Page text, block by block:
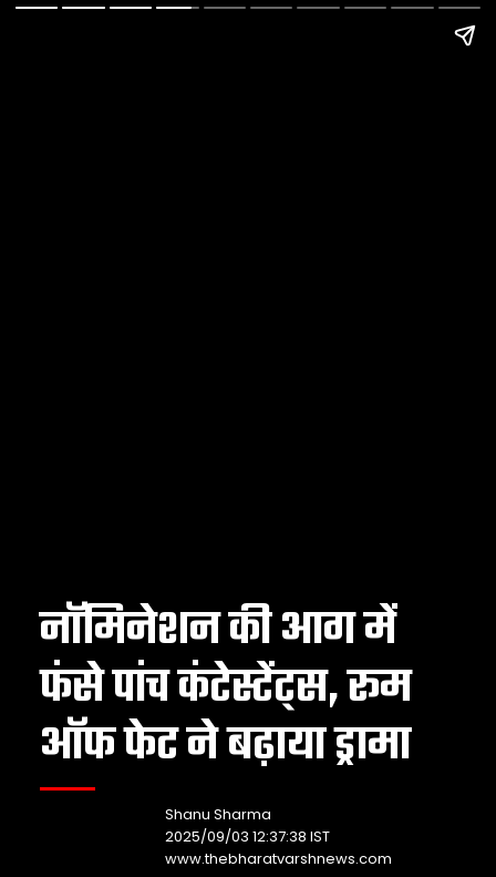
नॉमिनेशन की आग में
फंसे पांच कंटेस्टेंट्स, रूम
ऑफ फेट ने बढ़ाया ड्रामा
Shanu Sharma
2025/09/03 12:37:38 IST
www.thebharatvarshnews.com